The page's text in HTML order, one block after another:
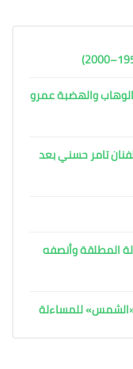
والهضبة عمرو
تامر حسني بعد
المطلقة وأنصفه
للمساءلة